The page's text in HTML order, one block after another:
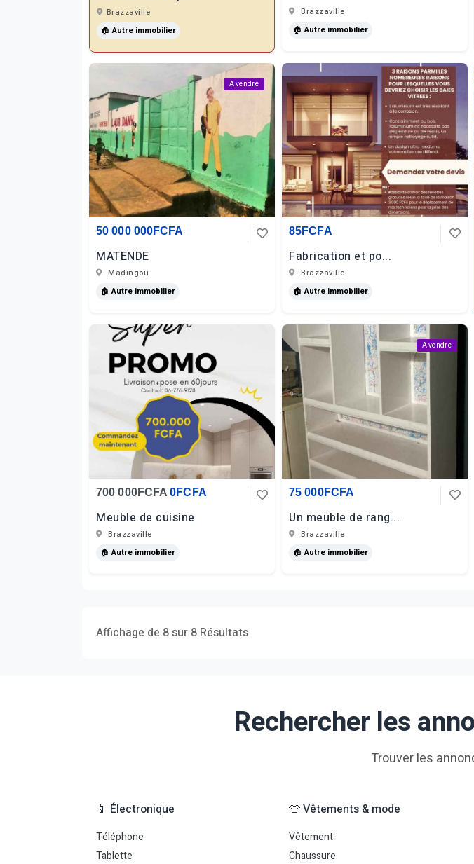
Brazzaville
🏠 Autre immobilier
Brazzaville
🏠 Autre immobilier
A vendre
50 000 000FCFA
MATENDE
Madingou
🏠 Autre immobilier
85FCFA
Fabrication et po...
Brazzaville
🏠 Autre immobilier
700 000FCFA 0FCFA
Meuble de cuisine
Brazzaville
🏠 Autre immobilier
A vendre
75 000FCFA
Un meuble de rang...
Brazzaville
🏠 Autre immobilier
Affichage de 8 sur 8 Résultats
Rechercher les
Trouver les
📱 Électronique
Téléphone
Tablette
👕 Vêtements & mode
Vêtement
Chaussure